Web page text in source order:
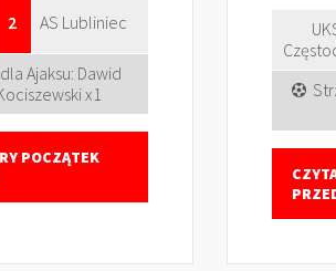
2 AS Lubliniec
Ajaksu: Dawid
x1
POCZĄTEK